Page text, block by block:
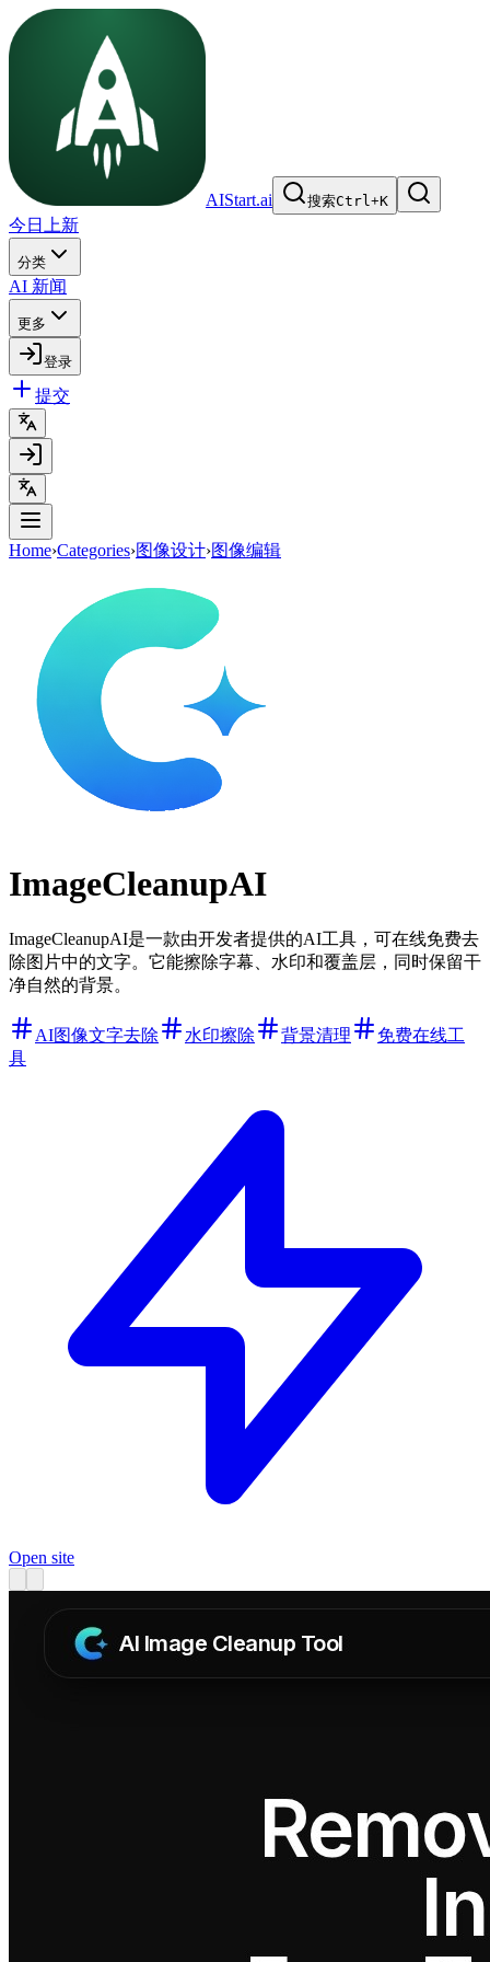
AIStart.ai 搜索Ctrl+K
今日上新
分类
AI 新闻
更多
登录
提交
Home›Categories›图像设计›图像编辑
ImageCleanupAI
ImageCleanupAI是一款由开发者提供的AI工具，可在线免费去
除图片中的文字。它能擦除字幕、水印和覆盖层，同时保留干
净自然的背景。
AI图像文字去除 水印擦除 背景清理
免费在线工
具
Open site